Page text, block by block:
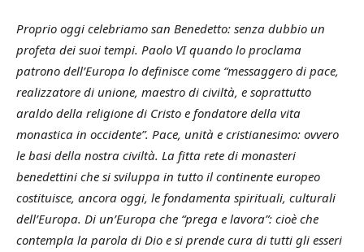
Proprio oggi celebriamo san Benedetto: senza dubbio un
profeta dei suoi tempi. Paolo VI quando lo proclama
patrono dell’Europa lo definisce come “messaggero di pace,
realizzatore di unione, maestro di civiltà, e soprattutto
araldo della religione di Cristo e fondatore della vita
monastica in occidente”. Pace, unità e cristianesimo: ovvero
le basi della nostra civiltà. La fitta rete di monasteri
benedettini che si sviluppa in tutto il continente europeo
costituisce, ancora oggi, le fondamenta spirituali, culturali
dell’Europa. Di un’Europa che “prega e lavora”: cioè che
contempla la parola di Dio e si prende cura di tutti gli esseri